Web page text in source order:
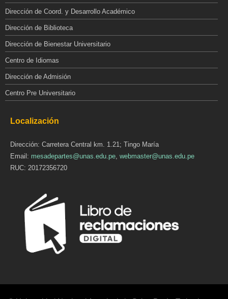
Dirección de Coord. y Desarrollo Académico
Dirección de Biblioteca
Dirección de Bienestar Universitario
Centro de Idiomas
Dirección de Admisión
Centro Pre Universitario
Localización
Dirección: Carretera Central km. 1.21; Tingo María
Email: mesadepartes@unas.edu.pe, webmaster@unas.edu.pe
RUC: 20172356720